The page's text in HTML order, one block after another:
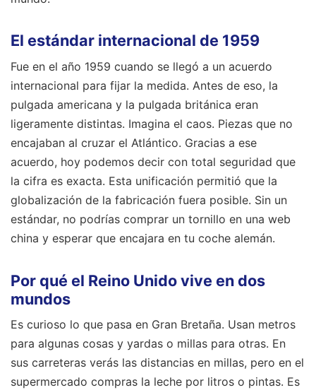
El estándar internacional de 1959
Fue en el año 1959 cuando se llegó a un acuerdo
internacional para fijar la medida. Antes de eso, la
pulgada americana y la pulgada británica eran
ligeramente distintas. Imagina el caos. Piezas que no
encajaban al cruzar el Atlántico. Gracias a ese
acuerdo, hoy podemos decir con total seguridad que
la cifra es exacta. Esta unificación permitió que la
globalización de la fabricación fuera posible. Sin un
estándar, no podrías comprar un tornillo en una web
china y esperar que encajara en tu coche alemán.
Por qué el Reino Unido vive en dos
mundos
Es curioso lo que pasa en Gran Bretaña. Usan metros
para algunas cosas y yardas o millas para otras. En
sus carreteras verás las distancias en millas, pero en el
supermercado compras la leche por litros o pintas. Es